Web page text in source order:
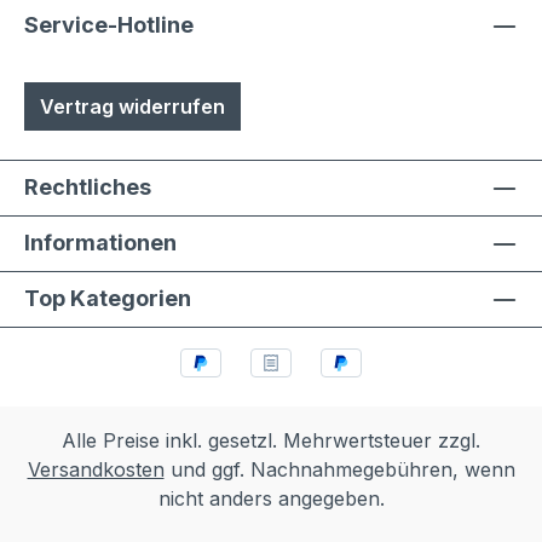
eloxierte Oberflächen, eine
auch Kunststoffbeschichtung genannt) mit
Polyesterpulver in Fassadenqualität, dies
Stärke der Pulverbeschichtung
Service-Hotline
Vertrag widerrufen
Rechtliches
Informationen
Top Kategorien
Alle Preise inkl. gesetzl. Mehrwertsteuer zzgl.
Versandkosten und ggf. Nachnahmegebühren, wenn
nicht anders angegeben.